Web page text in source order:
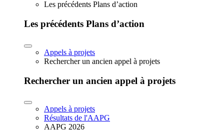
Les précédents Plans d’action
Les précédents Plans d’action
Appels à projets
Rechercher un ancien appel à projets
Rechercher un ancien appel à projets
Appels à projets
Résultats de l'AAPG
AAPG 2026